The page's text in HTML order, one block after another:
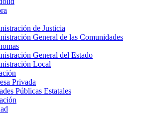
de Justicia
General de las Comunidades
General del Estado
Local
Privada
Públicas Estatales